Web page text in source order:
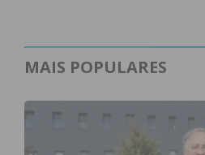
MAIS POPULARES